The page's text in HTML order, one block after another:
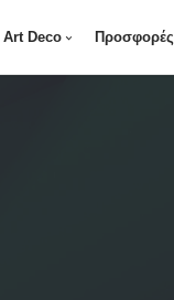
Art Deco Προσφορές